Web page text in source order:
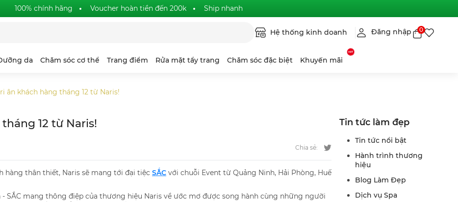
100% chính hãng Voucher hoàn tiền đến 200k Ship nhanh
Hệ thống kinh doanh Đăng nhập 0
da Chăm sóc cơ thể Trang điểm Rửa mặt tẩy trang Chăm sóc đặc biệt Khuyến mãi
ân khách hàng tháng 12 từ Naris!
12 từ Naris!
Chia sẻ:
hàng thân thiết, Naris sẽ mang tới đại tiệc SẮC với chuỗi Event từ Quảng Ninh, Hải Phòng, Huế
- SẮC mang thông điệp của thương hiệu Naris về ước mơ được song hành cùng những người
Tin tức làm đẹp
Tin tức nổi bật
Hành trình thương
hiệu
Blog Làm Đẹp
Dịch vụ Spa